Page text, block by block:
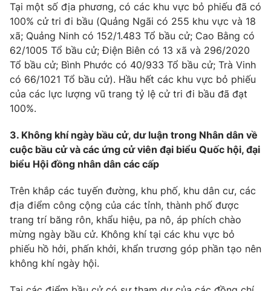
Cơ quan báo chí: Thời báo VTV
Giấy phép hoạt động báo in và báo điện tử số 483/GP-BTTTT
cấp ngày 29/12/2023
Tổng Biên tập:
Vũ Thanh Thủy
Phó Tổng Biên tập:Nguyễn Thị Mỹ Hạnh, Phạm Quốc Thắng,
Nguyễn Trọng Ninh
Tổng đài VTV:
Email:toasoan@vtv.vn
Liên hệ quảng cáo:024-7300.7108
Tại một số địa phương, có các khu vực bỏ phiếu đã có
100% cử tri đi bầu (Quảng Ngãi có 255 khu vực và 18
xã; Quảng Ninh có 152/1.483 Tổ bầu cử; Cao Bằng có
62/1005 Tổ bầu cử; Điện Biên có 13 xã và 296/2020
Tổ bầu cử; Bình Phước có 40/933 Tổ bầu cử; Trà Vinh
có 66/1021 Tổ bầu cử). Hầu hết các khu vực bỏ phiếu
của các lực lượng vũ trang tỷ lệ cử tri đi bầu đã đạt
100%.
3. Không khí ngày bầu cử, dư luận trong Nhân dân về
cuộc bầu cử và các ứng cử viên đại biểu Quốc hội, đại
biểu Hội đồng nhân dân các cấp
Trên khắp các tuyến đường, khu phố, khu dân cư, các
địa điểm công cộng của các tỉnh, thành phố được
trang trí băng rôn, khẩu hiệu, pa nô, áp phích chào
mừng ngày bầu cử. Không khí tại các khu vực bỏ
phiếu hồ hởi, phấn khởi, khẩn trương góp phần tạo nên
không khí ngày hội.